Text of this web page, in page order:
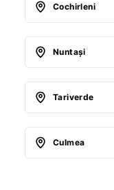
Cochirleni
Nuntaşi
Tariverde
Culmea